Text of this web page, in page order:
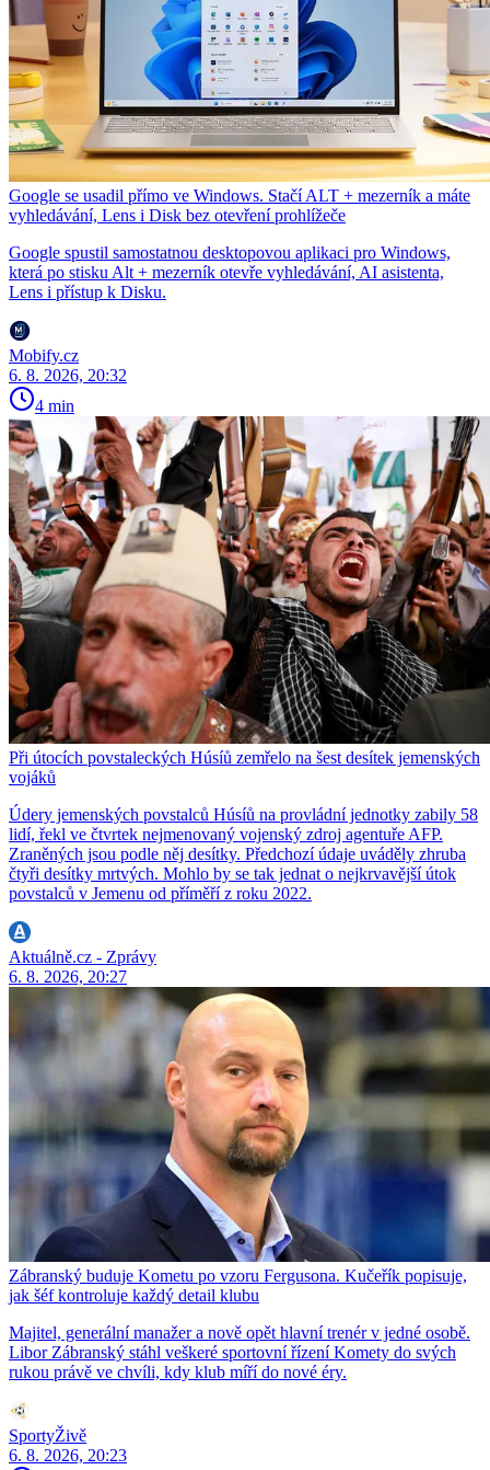
Google se usadil přímo ve Windows. Stačí ALT + mezerník a máte
vyhledávání, Lens i Disk bez otevření prohlížeče
Google spustil samostatnou desktopovou aplikaci pro Windows,
která po stisku Alt + mezerník otevře vyhledávání, AI asistenta,
Lens i přístup k Disku.
Mobify.cz
6. 8. 2026, 20:32
4 min
Při útocích povstaleckých Húsíů zemřelo na šest desítek jemenských
vojáků
Údery jemenských povstalců Húsíů na provládní jednotky zabily 58
lidí, řekl ve čtvrtek nejmenovaný vojenský zdroj agentuře AFP.
Zraněných jsou podle něj desítky. Předchozí údaje uváděly zhruba
čtyři desítky mrtvých. Mohlo by se tak jednat o nejkrvavější útok
povstalců v Jemenu od příměří z roku 2022.
Aktuálně.cz - Zprávy
6. 8. 2026, 20:27
Zábranský buduje Kometu po vzoru Fergusona. Kučeřík popisuje,
jak šéf kontroluje každý detail klubu
Majitel, generální manažer a nově opět hlavní trenér v jedné osobě.
Libor Zábranský stáhl veškeré sportovní řízení Komety do svých
rukou právě ve chvíli, kdy klub míří do nové éry.
SportyŽivě
6. 8. 2026, 20:23